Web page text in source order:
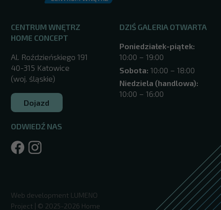
CENTRUM WNĘTRZ
HOME CONCEPT
Al. Roździeńskiego 191
40-315 Katowice
(woj. śląskie)
Dojazd
ODWIEDŹ NAS
DZIŚ GALERIA OTWARTA
Poniedziałek-piątek:
10:00 – 19:00
Sobota: 10:00 – 18:00
Niedziela (handlowa):
10:00 – 16:00
Web development LUMENO
Project | © 2025-2026 Home